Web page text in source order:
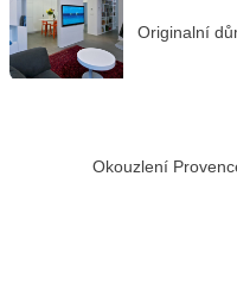
Originalní
Okouzlení